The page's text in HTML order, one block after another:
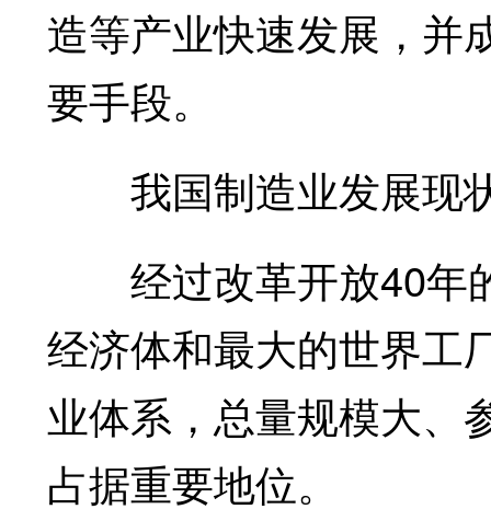
造等产业快速发展，并
要手段。
我国制造业发展现
经过改革开放40年
经济体和最大的世界工
业体系，总量规模大、
占据重要地位。